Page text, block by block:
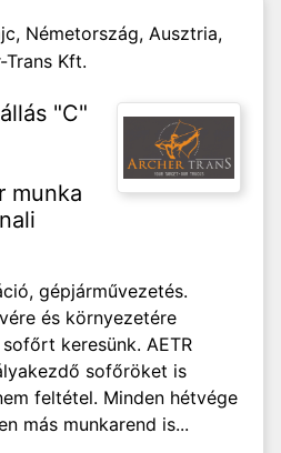
Németország, Ausztria,
Trans Kft.
"C"
munka
gépjárművezetés.
és környezetére
keresünk. AETR
sofőröket is
feltétel. Minden hétvége
más munkarend is...